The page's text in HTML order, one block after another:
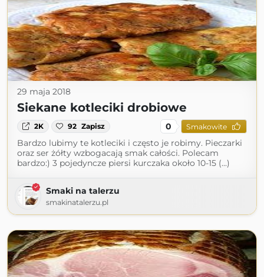
29 maja 2018
Siekane kotleciki drobiowe
2K 92 Zapisz 0 Smakowite
Bardzo lubimy te kotleciki i często je robimy. Pieczarki
oraz ser żółty wzbogacają smak całości. Polecam
bardzo:) 3 pojedyncze piersi kurczaka około 10-15 (...)
Smaki na talerzu
smakinatalerzu.pl